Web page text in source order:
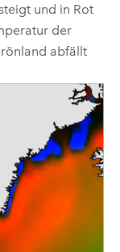
und in Rot
der
abfällt